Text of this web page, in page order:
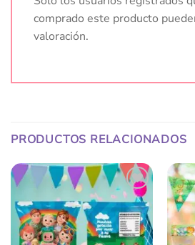
comprado este producto
valoración.
PRODUCTOS RELACIONADOS
Añadir
a la
lista
de
deseos